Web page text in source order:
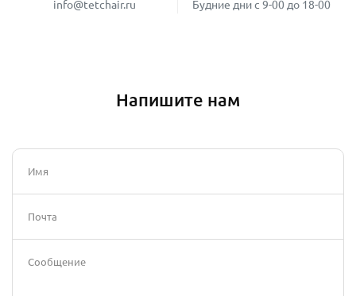
info@tetchair.ru Будние дни с 9-00 до 18-00
Напишите нам
Имя
Почта
Сообщение